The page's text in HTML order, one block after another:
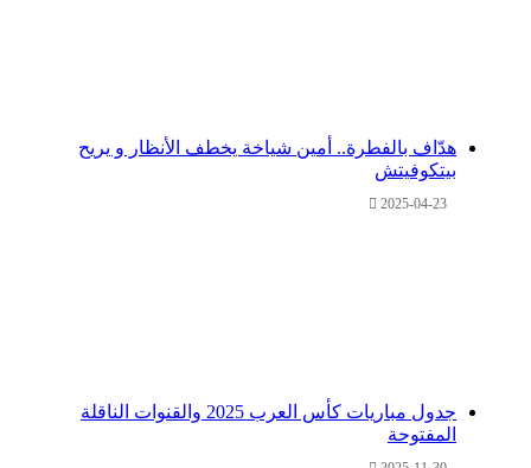
هدّاف بالفطرة.. أمين شياخة يخطف الأنظار و يريح
بيتكوفيتش
2025-04-23
جدول مباريات كأس العرب 2025 والقنوات الناقلة